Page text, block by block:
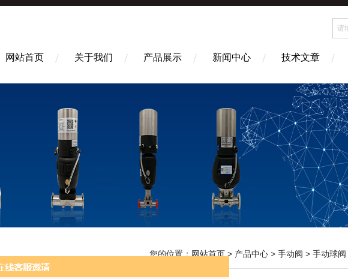
网站首页 关于我们 产品展示 新闻中心 技术文章
您的位置： 网站首页 > 产品中心 > 手动阀 > 手动球阀